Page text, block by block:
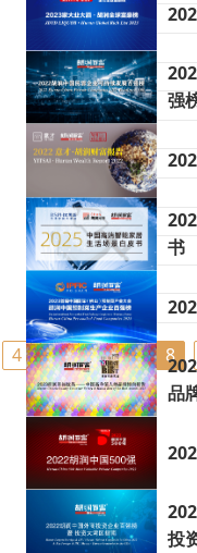
强
书
品
投
4 5 6 7 8